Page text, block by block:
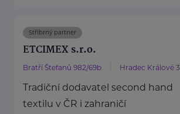
Stříbrný partner
ETCIMEX s.r.o.
Bratří Štefanů 982/69b Hradec Králové 3
Tradiční dodavatel second hand
textilu v ČR i zahraničí